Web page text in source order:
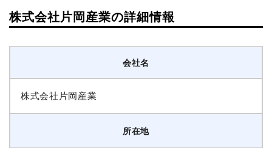
株式会社片岡産業の詳細情報
会社名
株式会社片岡産業
所在地